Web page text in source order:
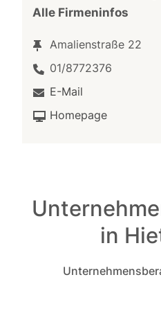
Alle Firmeninfos
Amalienstraße 22
01/8772376
E-Mail
Homepage
in